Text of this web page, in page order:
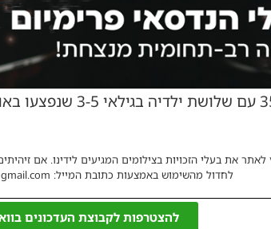
לאתר את בעלי הזכויות בצילומים המגיעים לידינו. אם
לחדול מהשימוש באמצעות כתובת המייל: haredim.jerusalem@gmail.com
להצטרפות לקבוצת העדכונים